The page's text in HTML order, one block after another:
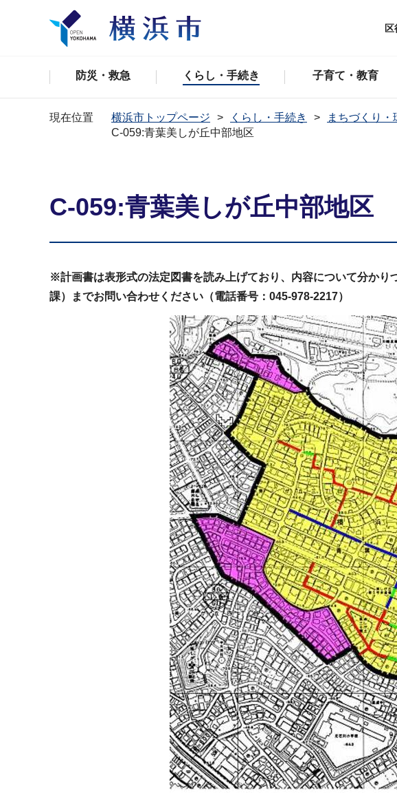
区
防災・救急 くらし・手続き 子育て・教育
現在位置 横浜市トップページ くらし・手続き まちづくり・
C-059:青葉美しが丘中部地区
C-059:青葉美しが丘中部地区
※計画書は表形式の法定図書を読み上げており、内容について分か
課）までお問い合わせください（電話番号：045-978-2217）